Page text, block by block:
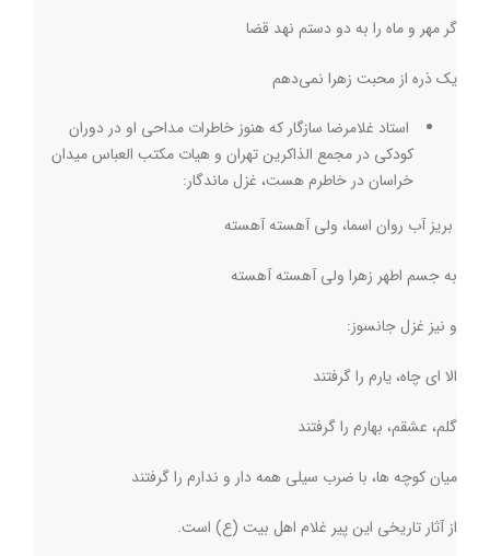
گر مهر و ماه را به دو دستم نهد قضا
یک ذره از محبت زهرا نمی‌دهم
استاد غلامرضا سازگار که هنوز خاطرات مداحی او در دوران
کودکی در مجمع الذاکرین تهران و هیات مکتب العباس میدان
خراسان در خاطرم هست، غزل ماندگار:
بریز آب روان اسما، ولی آهسته آهسته
به جسم اطهر زهرا ولی آهسته آهسته
و نیز غزل جانسوز:
الا ای چاه، یارم را گرفتند
گلم، عشقم، بهارم را گرفتند
میان کوچه ها، با ضرب سیلی همه دار و ندارم را گرفتند
از آثار تاریخی این پیر غلام اهل بیت (ع) است.